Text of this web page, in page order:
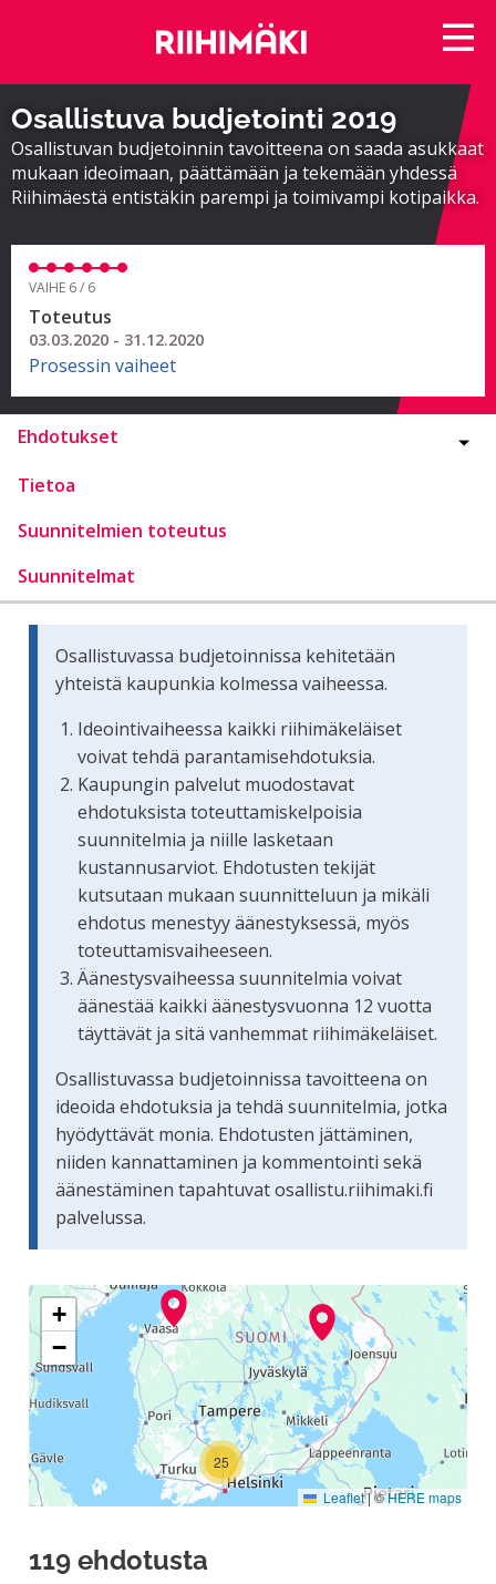
Osallistuva budjetointi 2019
Osallistuvan budjetoinnin tavoitteena on saada asukkaat
mukaan ideoimaan, päättämään ja tekemään yhdessä
Riihimäestä entistäkin parempi ja toimivampi kotipaikka.
VAIHE 6 / 6
Toteutus
03.03.2020 - 31.12.2020
Prosessin vaiheet
Ehdotukset
Tietoa
Suunnitelmien toteutus
Suunnitelmat
Osallistuvassa budjetoinnissa kehitetään
yhteistä kaupunkia kolmessa vaiheessa.
Ideointivaiheessa kaikki riihimäkeläiset
voivat tehdä parantamisehdotuksia.
Kaupungin palvelut muodostavat
ehdotuksista toteuttamiskelpoisia
suunnitelmia ja niille lasketaan
kustannusarviot. Ehdotusten tekijät
kutsutaan mukaan suunnitteluun ja mikäli
ehdotus menestyy äänestyksessä, myös
toteuttamisvaiheeseen.
Äänestysvaiheessa suunnitelmia voivat
äänestää kaikki äänestysvuonna 12 vuotta
täyttävät ja sitä vanhemmat riihimäkeläiset.
Osallistuvassa budjetoinnissa tavoitteena on
ideoida ehdotuksia ja tehdä suunnitelmia, jotka
hyödyttävät monia. Ehdotusten jättäminen,
niiden kannattaminen ja kommentointi sekä
äänestäminen tapahtuvat osallistu.riihimaki.fi
palvelussa.
Seuraavassa elementissä on kartta, joka esittää
25
+
−
Leaflet|©HERE maps
119 ehdotusta